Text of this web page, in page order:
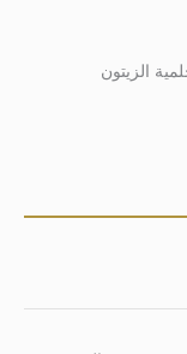
الزيتون